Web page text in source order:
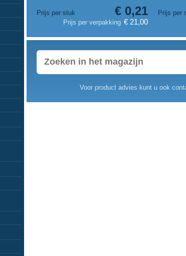
Prijs per stuk € 0,21
Prijs per verpakking € 21,00
Prijs per
Voor product advies kunt u ook